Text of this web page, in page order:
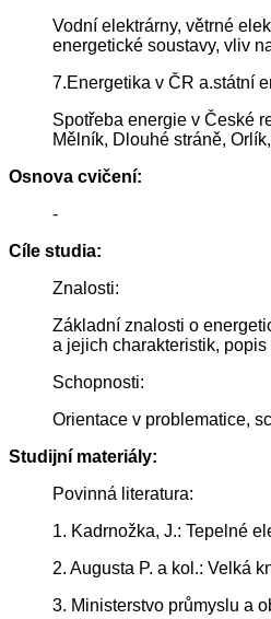
Vodní elektrárny, větrné
energetické soustavy, vliv
7.Energetika v ČR a.státní
Spotřeba energie v České
Mělník, Dlouhé stráně,
Osnova cvičení:
-
Cíle studia:
Znalosti:
Základní znalosti o
a jejich charakteristik,
Schopnosti:
Orientace v problematice,
Studijní materiály:
Povinná literatura:
1. Kadrnožka, J.: Tepelné
2. Augusta P. a kol.: Velká
3. Ministerstvo průmyslu a